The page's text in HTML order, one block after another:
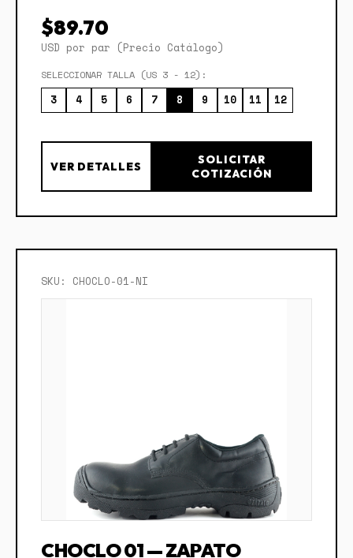
$89.70
USD por par (Precio Catálogo)
SELECCIONAR TALLA (US 3 - 12):
3 4 5 6 7 8 9 10 11 12
VER DETALLES
SOLICITAR
COTIZACIÓN
SKU: CHOCLO-01-NI
CHOCLO 01 — ZAPATO